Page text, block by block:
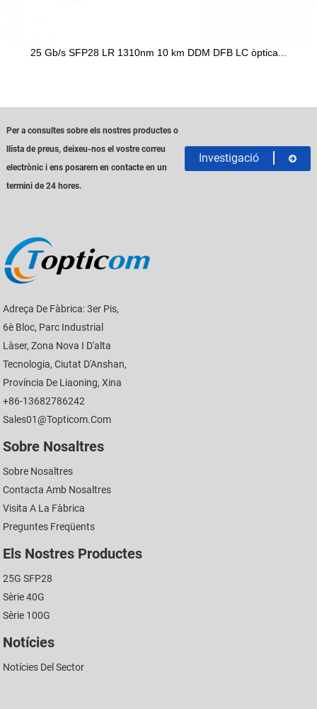
25 Gb/s SFP28 LR 1310nm 10 km DDM DFB LC òptica...
Per a consultes sobre els nostres productes o
llista de preus, deixeu-nos el vostre correu
electrònic i ens posarem en contacte en un
termini de 24 hores.
Investigació
Adreça De Fàbrica: 3er Pis,
6è Bloc, Parc Industrial
Làser, Zona Nova I D'alta
Tecnologia, Ciutat D'Anshan,
Província De Liaoning, Xina
+86-13682786242
Sales01@topticom.com
Sobre Nosaltres
Sobre Nosaltres
Contacta Amb Nosaltres
Visita A La Fàbrica
Preguntes Freqüents
Els Nostres Productes
25G SFP28
Sèrie 40G
Sèrie 100G
Notícies
Notícies Del Sector